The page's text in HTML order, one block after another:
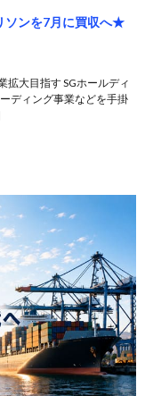
ソンを7月に買収へ★
拡大目指す SGホールディ
ディング事業などを手掛